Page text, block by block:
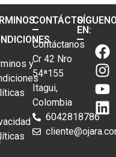
y
CONTÁCTO
Contáctanos
Cr 42 Nro
54ª155
Itagui,
Colombia
6042818786
EN: